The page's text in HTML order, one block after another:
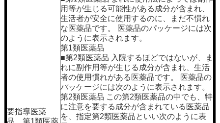
要指導医薬
用等が生じる可能性がある成分が含まれ、
生活者が安全に使用するのに、まだ不慣れ
な医薬品です。 医薬品のパッケージには次
のように表示されます。
第1類医薬品
■第2類医薬品 入院するほどではないが、ま
れに副作用等が生じる成分が含まれ、生活
者の使用慣れがある医薬品です。 医薬品の
パッケージには次のように表示されます。
第2類医薬品 この第2類医薬品の中でも、特
に注意を要する成分が含まれている医薬品
を、指定第2類医薬品といい次のように表